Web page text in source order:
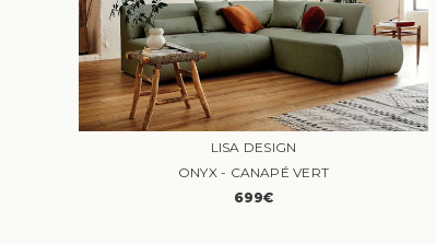
LISA DESIGN
ONYX - CANAPÉ VERT
699€